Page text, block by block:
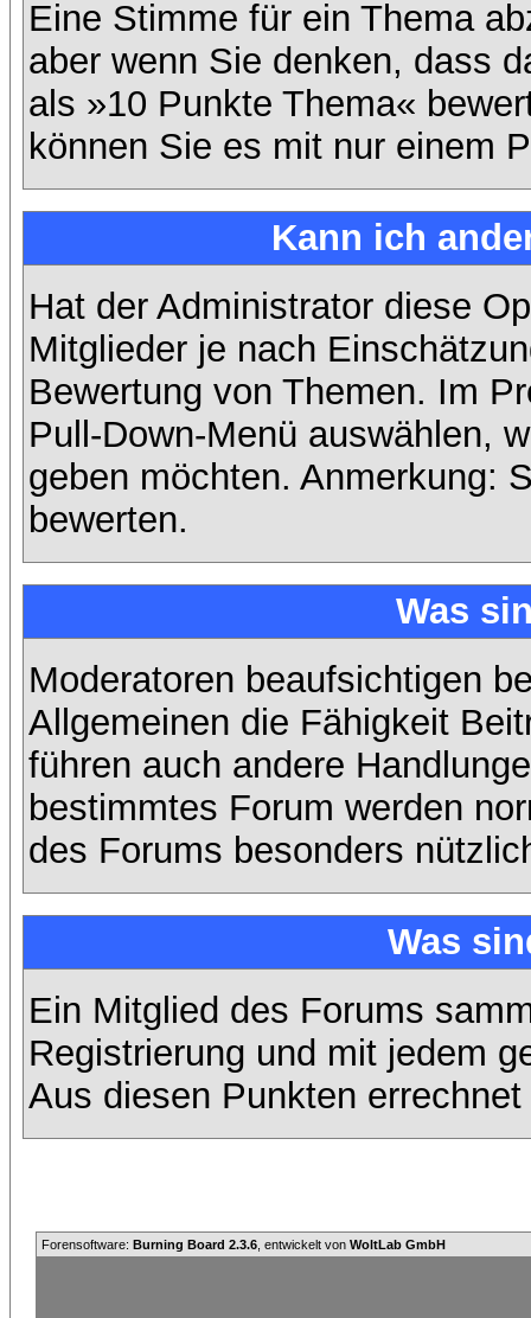
Eine Stimme für ein Thema
aber wenn Sie denken, dass
als »10 Punkte Thema«
können Sie es mit nur einem
Kann ich
Hat der Administrator diese
Mitglieder je nach
Bewertung von Themen. Im
Pull-Down-Menü auswählen,
geben möchten. Anmerkung:
bewerten.
Was
Moderatoren beaufsichtigen
Allgemeinen die Fähigkeit
führen auch andere
bestimmtes Forum werden
des Forums besonders
Was
Ein Mitglied des Forums
Registrierung und mit jedem
Aus diesen Punkten
Forensoftware: Burning Board 2.3.6 , entwickelt von WoltLab GmbH